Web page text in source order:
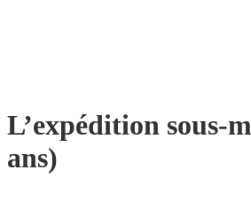
L’expédition sous-
ans)